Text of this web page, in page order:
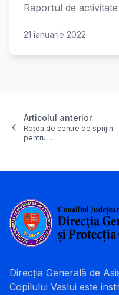
Raportul de
21 ianuarie 2022
Articolul anterior
Rețea de centre de sprijin
pentru…
Direcția Generală de
Copilului Vaslui este